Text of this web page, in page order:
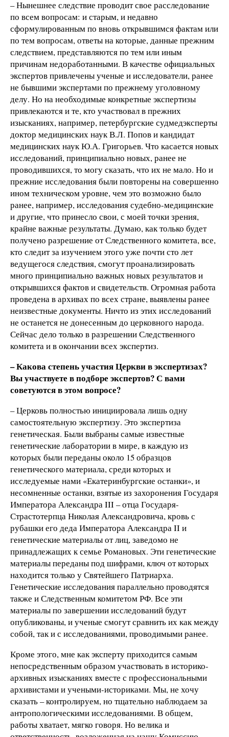
– Нынешнее следствие проводит свое расследование
по всем вопросам: и старым, и недавно
сформулированным по вновь открывшимся фактам или
по тем вопросам, ответы на которые, данные прежним
следствием, представляются по тем или иным
причинам недоработанными. В качестве официальных
экспертов привлечены ученые и исследователи, ранее
не бывшими экспертами по прежнему уголовному
делу. Но на необходимые конкретные экспертизы
привлекаются и те, кто участвовал в прежних
изысканиях, например, петербургские судмедэксперты
доктор медицинских наук В.Л. Попов и кандидат
медицинских наук Ю.А. Григорьев. Что касается новых
исследований, принципиально новых, ранее не
проводившихся, то могу сказать, что их не мало. Но и
прежние исследования были повторены на совершенно
ином техническом уровне, чем это возможно было
ранее, например, исследования судебно-медицинские
и другие, что принесло свои, с моей точки зрения,
крайне важные результаты. Думаю, как только будет
получено разрешение от Следственного комитета, все,
кто следит за изучением этого уже почти сто лет
ведущегося следствия, смогут проанализировать
много принципиально важных новых результатов и
открывшихся фактов и свидетельств. Огромная работа
проведена в архивах по всех стране, выявлены ранее
неизвестные документы. Ничто из этих исследований
не останется не донесенным до церковного народа.
Сейчас дело только в разрешении Следственного
комитета и в окончании всех экспертиз.
– Какова степень участия Церкви в экспертизах?
Вы участвуете в подборе экспертов? С вами
советуются в этом вопросе?
– Церковь полностью инициировала лишь одну
самостоятельную экспертизу. Это экспертиза
генетическая. Были выбраны самые известные
генетические лаборатории в мире, в каждую из
которых были переданы около 15 образцов
генетического материала, среди которых и
исследуемые нами «Екатеринбургские останки», и
несомненные останки, взятые из захоронения Государя
Императора Александра III – отца Государя-
Страстотерпца Николая Александровича, кровь с
рубашки его деда Императора Александра II и
генетические материалы от лиц, заведомо не
принадлежащих к семье Романовых. Эти генетические
материалы переданы под шифрами, ключ от которых
находится только у Святейшего Патриарха.
Генетические исследования параллельно проводятся
также и Следственным комитетом РФ. Все эти
материалы по завершении исследований будут
опубликованы, и ученые смогут сравнить их как между
собой, так и с исследованиями, проводимыми ранее.
Кроме этого, мне как эксперту приходится самым
непосредственным образом участвовать в историко-
архивных изысканиях вместе с профессиональными
архивистами и учеными-историками. Мы, не хочу
сказать – контролируем, но тщательно наблюдаем за
антропологическими исследованиями. В общем,
работы хватает, мягко говоря. Но велика и